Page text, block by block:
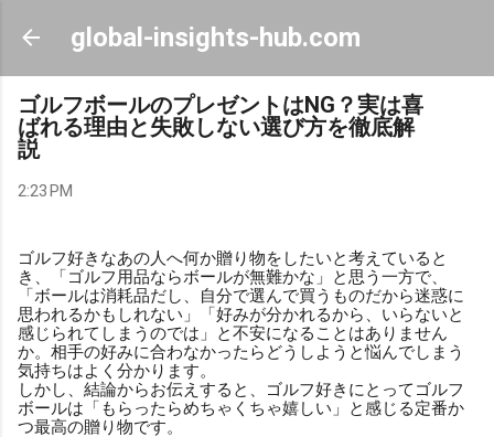
Skip to main content
global-insights-hub.com
ゴルフボールのプレゼントはNG？実は喜
ばれる理由と失敗しない選び方を徹底解
説
2:23 PM
ゴルフ好きなあの人へ何か贈り物をしたいと考えていると
き、「ゴルフ用品ならボールが無難かな」と思う一方で、
「ボールは消耗品だし、自分で選んで買うものだから迷惑に
思われるかもしれない」「好みが分かれるから、いらないと
感じられてしまうのでは」と不安になることはありません
か。相手の好みに合わなかったらどうしようと悩んでしまう
気持ちはよく分かります。
しかし、結論からお伝えすると、ゴルフ好きにとってゴルフ
ボールは「もらったらめちゃくちゃ嬉しい」と感じる定番か
つ最高の贈り物です。